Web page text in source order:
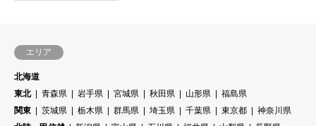
エリア
北海道
東北
青森県 岩手県 宮城県 秋田県 山形県
福島県
関東
茨城県 栃木県 群馬県 埼玉県 千葉県 東京都
神奈川県